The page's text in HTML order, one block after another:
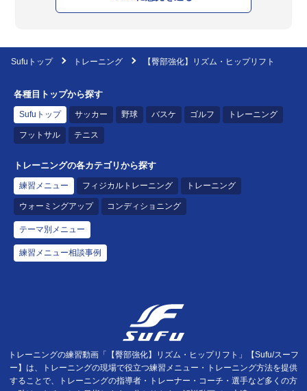
Sufuトップ トレーニング 【臀部強化】リズム・ヒップリフト
各種目トップから探す
Sufuトップ サッカー 野球 バスケ ゴルフ トレーニング
フットサル テニス
トレーニングの各カテゴリから探す
練習メニュー フィジカルトレーニング トレーニング
ウォーミングアップ コンディショニング
テーマ別メニュー
練習メニュー相談事例
トレーニングの練習動画「【臀部強化】リズム・ヒップリフト」【Sufu/スーフ
ー】は、トレーニングの現場で役立つ練習メニュー・トレーニング方法を提供
することで、トレーニングの指導者・トレーナー・コーチ・選手など多くの方